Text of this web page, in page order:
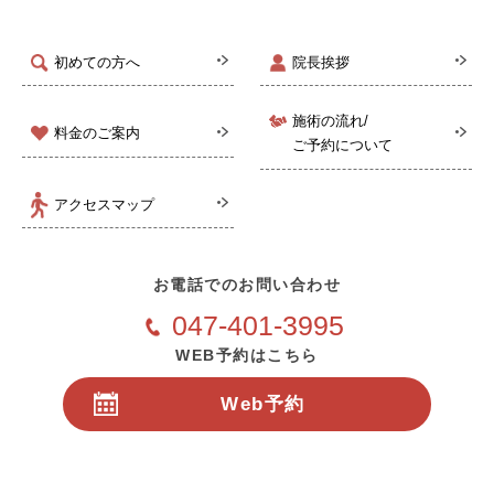
初めての方へ 院長挨拶
料金のご案内
施術の流れ/
ご予約について
アクセスマップ
お電話でのお問い合わせ
047-401-3995
WEB予約はこちら
Web予約